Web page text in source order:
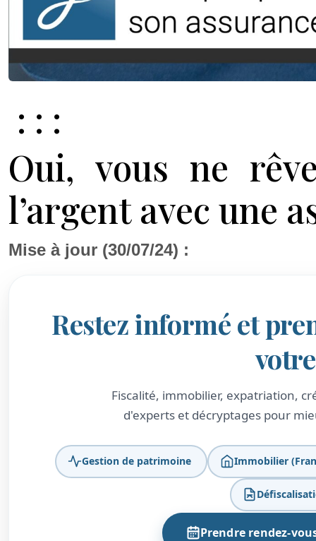
: : :
Oui, vous ne
l’argent avec une
Mise à jour (30/07/24) :
Restez informé et
Fiscalité, immobilier, expatriation,
d'experts et décryptages pour
Gestion de patrimoine Immobilier
Prendre rendez-